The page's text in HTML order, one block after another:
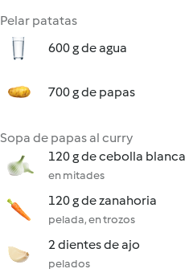
Pelar patatas
600 g de agua
700 g de papas
Sopa de papas al curry
120 g de cebolla blanca
en mitades
120 g de zanahoria
pelada, en trozos
2 dientes de ajo
pelados